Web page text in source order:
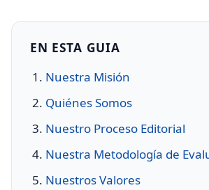
EN ESTA GUIA
Nuestra Misión
Quiénes Somos
Nuestro Proceso Editorial
Nuestra Metodología de
Nuestros Valores